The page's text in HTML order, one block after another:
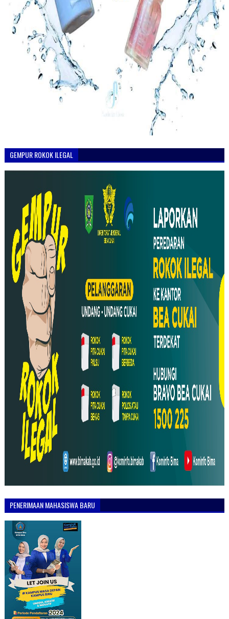
GEMPUR ROKOK ILEGAL
PENERIMAAN MAHASISWA BARU